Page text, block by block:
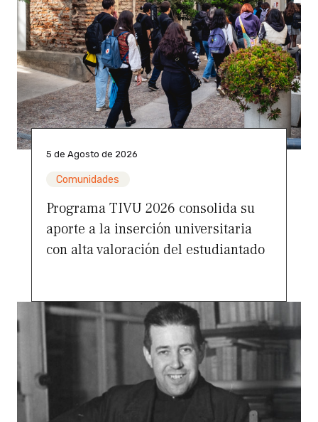
5 de Agosto de 2026
Comunidades
Programa TIVU 2026 consolida su
aporte a la inserción universitaria
con alta valoración del estudiantado